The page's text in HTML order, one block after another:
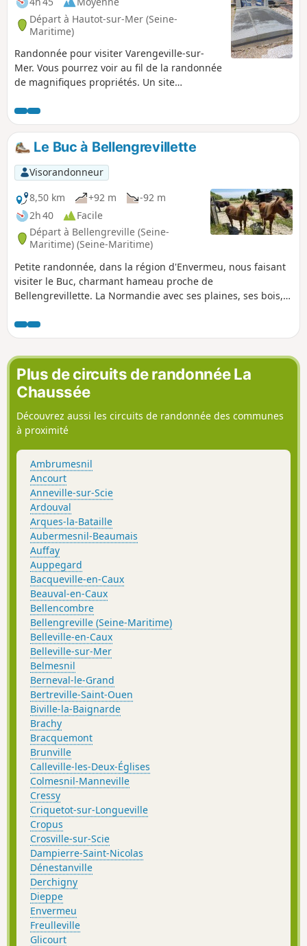
Départ à Hautot-sur-Mer (Seine-
Maritime)
Randonnée pour visiter Varengeville-sur-
Mer. Vous pourrez voir au fil de la randonnée
de magnifiques propriétés. Un site
connu pour son cimetière marin où sont
enterrés entre autres Georges Braque,
concepteur d'un vitrail de l'église, Georges
de Porto-Riche, Albert Roussel et Jean
Francis Auburtin. Claude Monet y a peint de
très beaux tableaux. Les deux petits bois,
Bernouville et des communes méritent le
détour. Variante possible en infos pratiques.
Le Buc à Bellengrevillette
Visorandonneur
8,50 km
+92 m
-92 m
2h 40
Facile
Départ à Bellengreville (Seine-
Maritime) (Seine-Maritime)
Petite randonnée, dans la région d'Envermeu, nous faisant
visiter le Buc, charmant hameau proche de
Bellengrevillette. La Normandie avec ses plaines, ses bois,
Plus de circuits de randonnée La
Chaussée
Découvrez aussi les circuits de randonnée des communes
à proximité
Ambrumesnil
Ancourt
Anneville-sur-Scie
Ardouval
Arques-la-Bataille
Aubermesnil-Beaumais
Auffay
Auppegard
Bacqueville-en-Caux
Beauval-en-Caux
Bellencombre
Bellengreville (Seine-Maritime)
Belleville-en-Caux
Belleville-sur-Mer
Belmesnil
Berneval-le-Grand
Bertreville-Saint-Ouen
Biville-la-Baignarde
Brachy
Bracquemont
Brunville
Calleville-les-Deux-Églises
Colmesnil-Manneville
Cressy
Criquetot-sur-Longueville
Cropus
Crosville-sur-Scie
Dampierre-Saint-Nicolas
Dénestanville
Derchigny
Dieppe
Envermeu
Freulleville
Glicourt